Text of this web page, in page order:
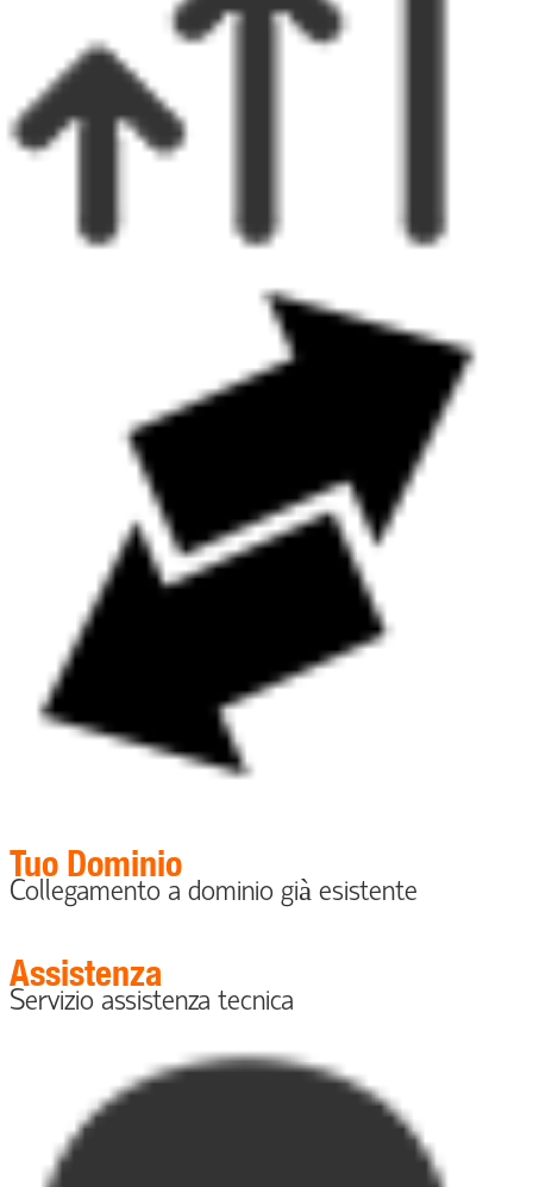
Tuo Dominio
Collegamento a dominio già esistente
Assistenza
Servizio assistenza tecnica